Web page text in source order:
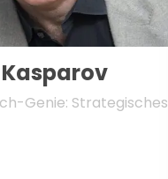
Genie: Strategisches